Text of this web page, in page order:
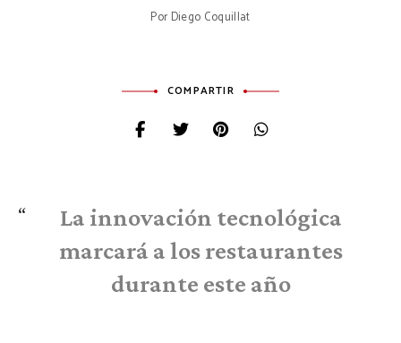
Por Diego Coquillat
COMPARTIR
La innovación tecnológica
marcará a los restaurantes
durante este año